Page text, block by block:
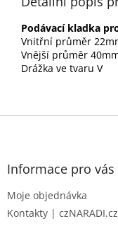
Podávací kladka
Vnitřní průměr
Vnější průměr
Drážka ve tvaru V
Z
Informace pro vás
Moje objednávka
Kontakty | czNARADI.cz